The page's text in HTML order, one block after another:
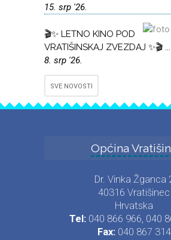
15. srp '26.
🎬✨ LETNO KINO POD
VRATIŠINSKAJ ZVEZDAJ ✨🎬 ...
8. srp '26.
SVE NOVOSTI
Općina
Dr. Vinka Žganca
40316 Vratišinec
Hrvatska
Tel: 040 866 966, 040
Fax: 040 867 314